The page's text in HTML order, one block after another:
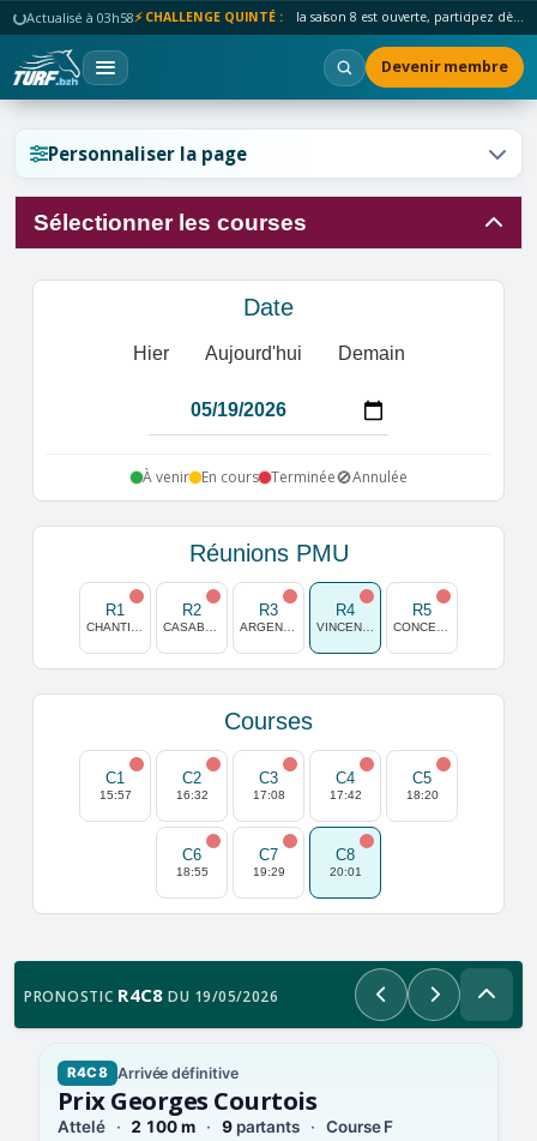
Actualisé à 03h58⚡ CHALLENGE QUINTÉ : la saison 8 est ouverte, participez dès maintenant !
Devenir membre
Personnaliser la page
Sélectionner les courses
Date
Hier Aujourd'hui Demain
À venir En cours Terminée🚫Annulée
Réunions PMU
R1 R2 R3 R4 R5
Courses
C1
15:57
C2
16:32
C3
17:08
C4
17:42
C5
18:20
C6
18:55
C7
19:29
C8
20:01
PRONOSTIC R4C8 DU 19/05/2026 PrécédentSuivant
R4C8 Arrivée définitive
Prix Georges Courtois
Attelé 2 100 m 9partants Course F
Réinitialiser l'affichage ?
Réinitialiser